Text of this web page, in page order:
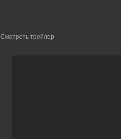
Смотреть трейлер